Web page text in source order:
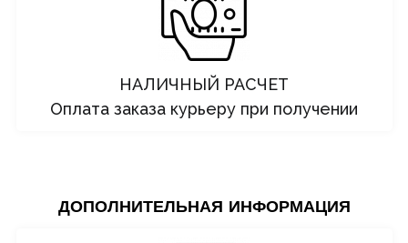
НАЛИЧНЫЙ РАСЧЕТ
Оплата заказа курьеру при получении
ДОПОЛНИТЕЛЬНАЯ ИНФОРМАЦИЯ